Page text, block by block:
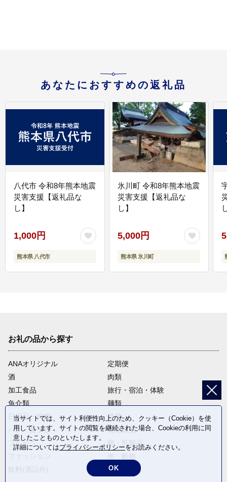
あなたにおすすめの返礼品
八代市 令和8年熊本地震
災害支援【返礼品な
し】
1,000円
熊本県 八代市
氷川町 令和8年熊本地震
災害支援【返礼品な
し】
5,000円
熊本県 氷川町
お礼の品から探す
ANAオリジナル
定期便
酒
肉類
加工食品
旅行・宿泊・体験
魚介類
麺類
日用品・雑貨
野菜
パン・菓子類
電化製品
フルーツ
卵・乳製品
返礼品なし
当サイトでは、サイト利便性向上のため、クッキー（Cookie）を使
用しています。サイトの閲覧を継続された場合、Cookieの利用に同
意したことものといたします。
詳細についてはプライバシーポリシーをお読みください。
OK